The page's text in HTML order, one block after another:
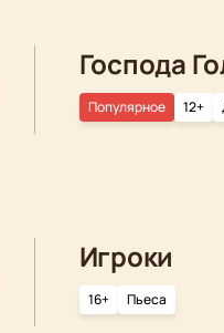
Господа
12+
Популярное
Игроки
16+ Пьеса